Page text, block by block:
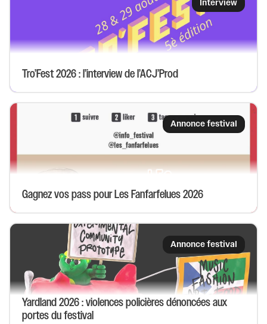
Interview
Tro’Fest 2026 : l’interview de l’ACJ’Prod
Annonce festival
Gagnez vos pass pour Les Fanfarfelues 2026
Annonce festival
Yardland 2026 : violences policières dénoncées aux
portes du festival